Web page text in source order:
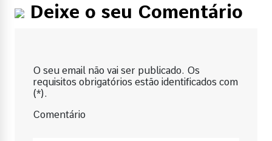
Deixe o seu Comentário
O seu email não vai ser publicado. Os
requisitos obrigatórios estão identificados com
(*).
Comentário